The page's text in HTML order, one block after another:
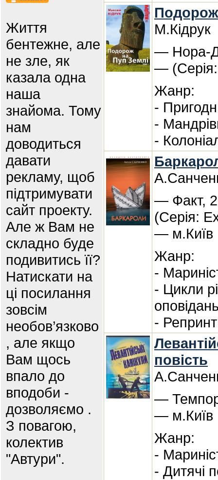
Життя
бентежне, але
не зле, як
казала одна
наша
знайома. Тому
нам
доводиться
давати
рекламу, щоб
підтримувати
сайт проекту.
Але ж Вам не
складно буде
подивитись її?
Натискати на
ці посилання
зовсім
необов’язково
, але якщо
Вам щось
впало до
вподоби -
дозволяємо .
З повагою,
колектив
"Автури".
М.Кідрук
— Нора-
—
Жанр:
-
-
-
— Факт,
(Серія:
— м.Київ
Жанр:
-
- Цикли
-
повість
—
— м.Київ
Жанр:
-
- Дитячі